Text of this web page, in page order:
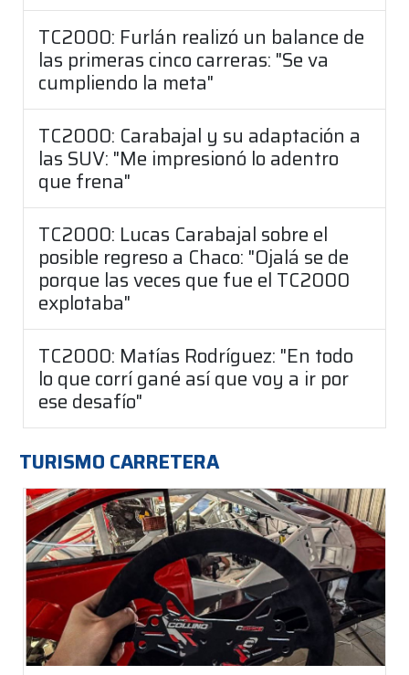
TC2000: Furlán realizó un balance de
las primeras cinco carreras: "Se va
cumpliendo la meta"
TC2000: Carabajal y su adaptación a
las SUV: "Me impresionó lo adentro
que frena"
TC2000: Lucas Carabajal sobre el
posible regreso a Chaco: "Ojalá se de
porque las veces que fue el TC2000
explotaba"
TC2000: Matías Rodríguez: "En todo
lo que corrí gané así que voy a ir por
ese desafío"
TURISMO CARRETERA